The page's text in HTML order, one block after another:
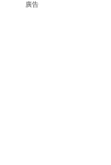
廣告